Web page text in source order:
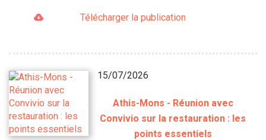
Télécharger la publication
15/07/2026
Athis-Mons - Réunion avec
Convivio sur la restauration : les
points essentiels